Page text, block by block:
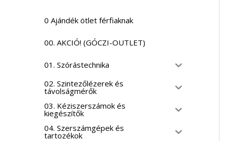
0 Ajándék ötlet férfiaknak
00. AKCIÓ! (GÓCZI-OUTLET)
01. Szórástechnika
02. Szintezőlézerek és
távolságmérők
03. Kéziszerszámok és
kiegészítők
04. Szerszámgépek és
tartozékok